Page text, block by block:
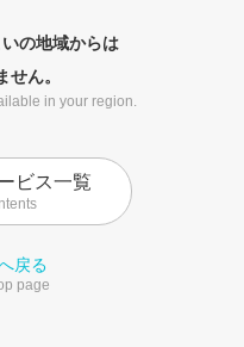
の地域からは
せん。
in your region.
ビス一覧
戻る
page